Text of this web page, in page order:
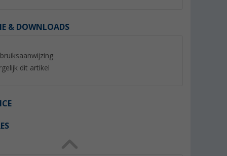
& DOWNLOADS
dit artikel
tent
189,- €